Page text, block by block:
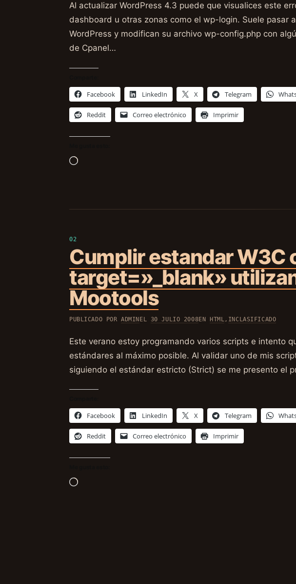
Al actualizar WordPress 4.3 puede que visualices este
dashboard u otras zonas como el wp-login. Suele pasar
WordPress y modifican su archivo wp-config.php con
de Cpanel…
Facebook LinkedIn X Telegram
Reddit Correo electrónico Imprimir
Cargando...
Cumplir estandar W3C
target=»_blank»
Mootools
PUBLICADO PORADMINEL 30 JULIO 2008EN HTML , INCLASIFICADO
Este verano estoy programando varios scripts e intento
estándares al máximo posible. Al validar uno de mis
siguiendo el estándar estricto (Strict) se me presento el
Facebook LinkedIn X Telegram
Reddit Correo electrónico Imprimir
Cargando...